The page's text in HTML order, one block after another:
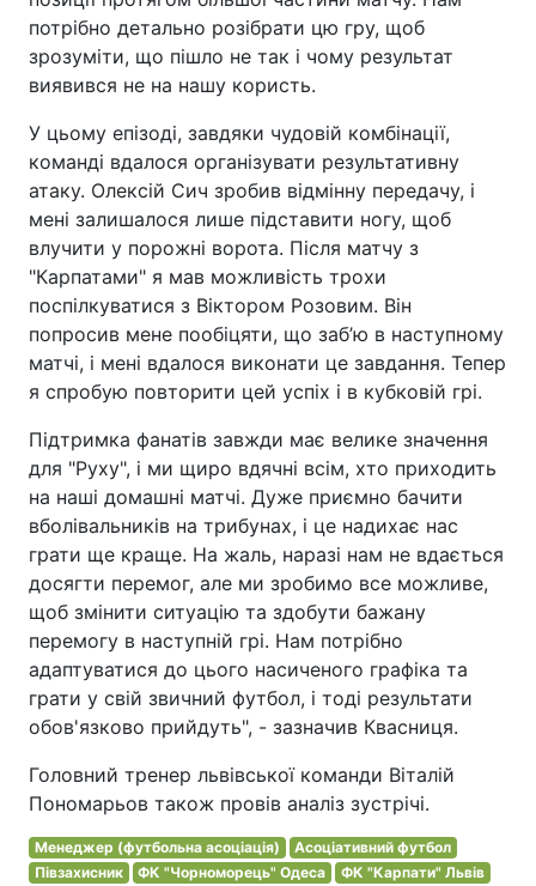
потрібно детально розібрати цю гру, щоб
зрозуміти, що пішло не так і чому результат
виявився не на нашу користь.
У цьому епізоді, завдяки чудовій комбінації,
команді вдалося організувати результативну
атаку. Олексій Сич зробив відмінну передачу, і
мені залишалося лише підставити ногу, щоб
влучити у порожні ворота. Після матчу з
"Карпатами" я мав можливість трохи
поспілкуватися з Віктором Розовим. Він
попросив мене пообіцяти, що заб’ю в наступному
матчі, і мені вдалося виконати це завдання. Тепер
я спробую повторити цей успіх і в кубковій грі.
Підтримка фанатів завжди має велике значення
для "Руху", і ми щиро вдячні всім, хто приходить
на наші домашні матчі. Дуже приємно бачити
вболівальників на трибунах, і це надихає нас
грати ще краще. На жаль, наразі нам не вдається
досягти перемог, але ми зробимо все можливе,
щоб змінити ситуацію та здобути бажану
перемогу в наступній грі. Нам потрібно
адаптуватися до цього насиченого графіка та
грати у свій звичний футбол, і тоді результати
обов'язково прийдуть", - зазначив Квасниця.
Головний тренер львівської команди Віталій
Пономарьов також провів аналіз зустрічі.
Менеджер (футбольна асоціація)
Асоціативний футбол
Півзахисник
ФК "Чорноморець" Одеса
ФК "Карпати" Львів